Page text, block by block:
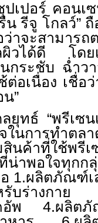
เปอร์ คอนเ
น รีจู โกลว์”
จะสามารถ
ผิวได้ดี โดย
กระชับ ฉ่ำว
ต่อเนื่อง เชื่อ
”
ยุทธ์ “พรีเซน
ในการทำตล
นค้าที่ใช้พรีเ
ที่น่าพอใจทุ
1.ผลิตภัณฑ์
รับร่างกาย
อัพ 4.ผลิตภั